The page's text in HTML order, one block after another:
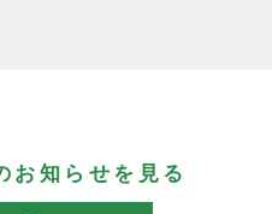
お知らせを見る